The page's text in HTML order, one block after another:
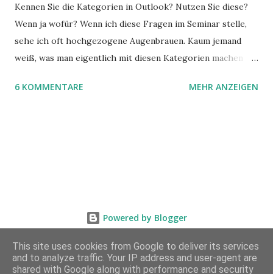
Kennen Sie die Kategorien in Outlook? Nutzen Sie diese?
Wenn ja wofür? Wenn ich diese Fragen im Seminar stelle,
sehe ich oft hochgezogene Augenbrauen. Kaum jemand
weiß, was man eigentlich mit diesen Kategorien machen
sie Ihnen vor.
6 KOMMENTARE MEHR ANZEIGEN
Powered by Blogger
This site uses cookies from Google to deliver its services
and to analyze traffic. Your IP address and user-agent are
shared with Google along with performance and security